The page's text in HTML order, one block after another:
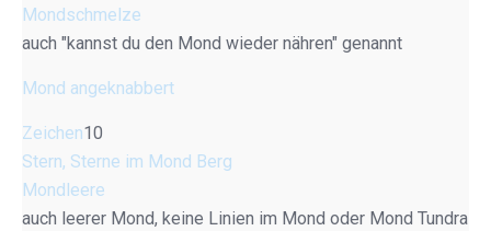
Mondschmelze
auch "kannst du den Mond wieder nähren" genannt
Mond angeknabbert
Zeichen10
Stern, Sterne im Mond Berg
Mondleere
auch leerer Mond, keine Linien im Mond oder Mond Tundra